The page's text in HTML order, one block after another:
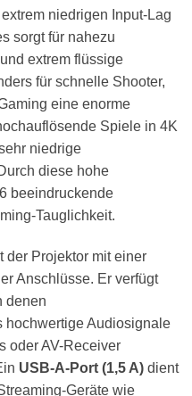
niedrigen Input-Lag
sorgt für nahezu
extrem flüssige
für schnelle Shooter,
eine enorme
Spiele in 4K
niedrige
diese hohe
beeindruckende
Tauglichkeit.
der Projektor mit einer
Anschlüsse. Er verfügt
denen
hochwertige Audiosignale
oder AV-Receiver
USB-A-Port (1,5 A) dient
Geräte wie